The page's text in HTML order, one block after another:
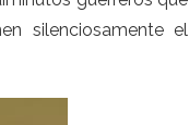
silenciosamente el